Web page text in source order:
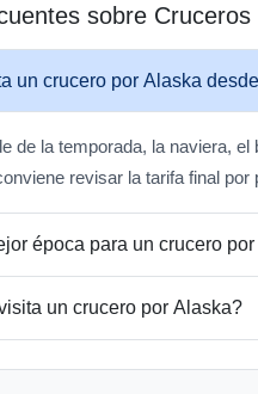
sobre Cruceros
un crucero por Alaska
de la temporada, la naviera,
revisar la tarifa final
época para un crucero
un crucero por Alaska?